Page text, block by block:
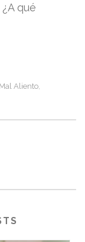
qué
Mal Aliento